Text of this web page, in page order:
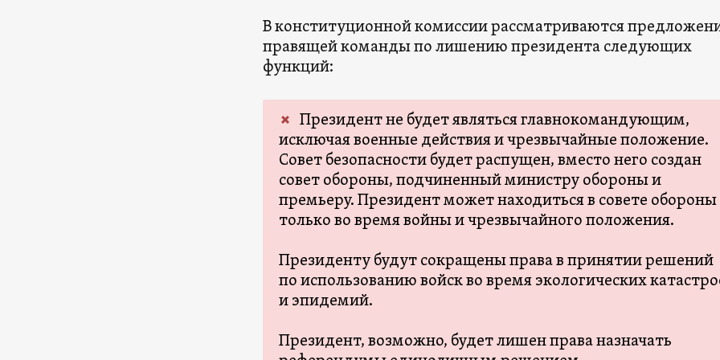
В конституционной комиссии рассматриваются
правящей команды по лишению президента следующих
функций:
Президент не будет являться главнокомандующим,
исключая военные действия и чрезвычайные положение.
Совет безопасности будет распущен, вместо него создан
совет обороны, подчиненный министру обороны и
премьеру. Президент может находиться в совете обороны
только во время войны и чрезвычайного положения.
Президенту будут сокращены права в принятии решений
по использованию войск во время экологических
и эпидемий.
Президент, возможно, будет лишен права назначать